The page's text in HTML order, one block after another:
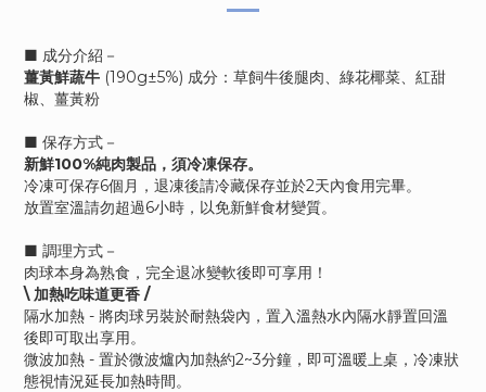
■ 成分介紹－
薑黃鮮蔬牛 (190g±5%) 成分：草飼牛後腿肉、綠花椰菜、紅甜
椒、薑黃粉
■ 保存方式－
新鮮100%純肉製品，須冷凍保存。
冷凍可保存6個月，退凍後請冷藏保存並於2天內食用完畢。
放置室溫請勿超過6小時，以免新鮮食材變質。
■ 調理方式－
肉球本身為熟食，完全退冰變軟後即可享用！
\ 加熱吃味道更香 /
隔水加熱 - 將肉球另裝於耐熱袋內，置入溫熱水內隔水靜置回溫
後即可取出享用。
微波加熱 - 置於微波爐內加熱約2~3分鐘，即可溫暖上桌，冷凍狀
態視情況延長加熱時間。